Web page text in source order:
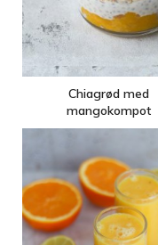
Chiagrød med
mangokompot